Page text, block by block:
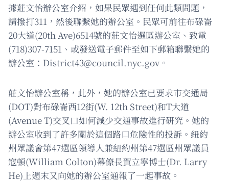
據莊文怡辦公室介紹，如果民眾遇到任何此類問題，
請撥打311，然後聯繫她的辦公室。民眾可前往布碌崙
20大道(20th Ave)6514號的莊文怡選區辦公室、致電
(718)307-7151、或發送電子郵件至如下郵箱聯繫她的
辦公室： District43@council.nyc.gov 。
莊文怡辦公室稱，此外，她的辦公室已要求市交通局
(DOT)對布碌崙西12街(W. 12th Street)和T大道
(Avenue T)交叉口如何減少交通事故進行研究。她的
辦公室收到了許多關於這個路口危險性的投訴。紐約
州眾議會第47選區領導人兼紐約州第47選區州眾議員
寇頓(William Colton)幕僚長賀立寧博士(Dr. Larry
He)上週末又向她的辦公室通報了一起事故。